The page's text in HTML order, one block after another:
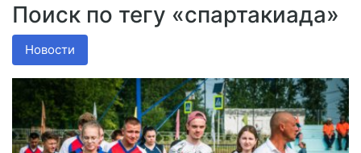
Поиск по тегу «спартакиада»
Новости